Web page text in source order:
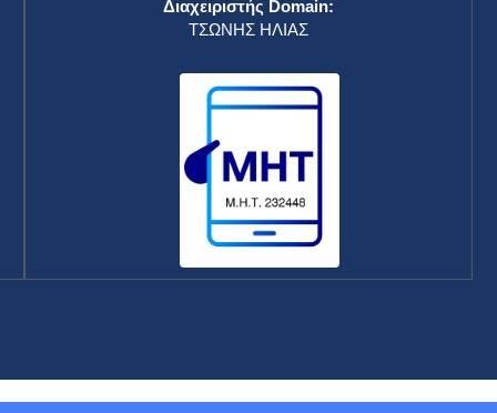
Διαχειριστής Domain:
ΤΣΩΝΗΣ ΗΛΙΑΣ